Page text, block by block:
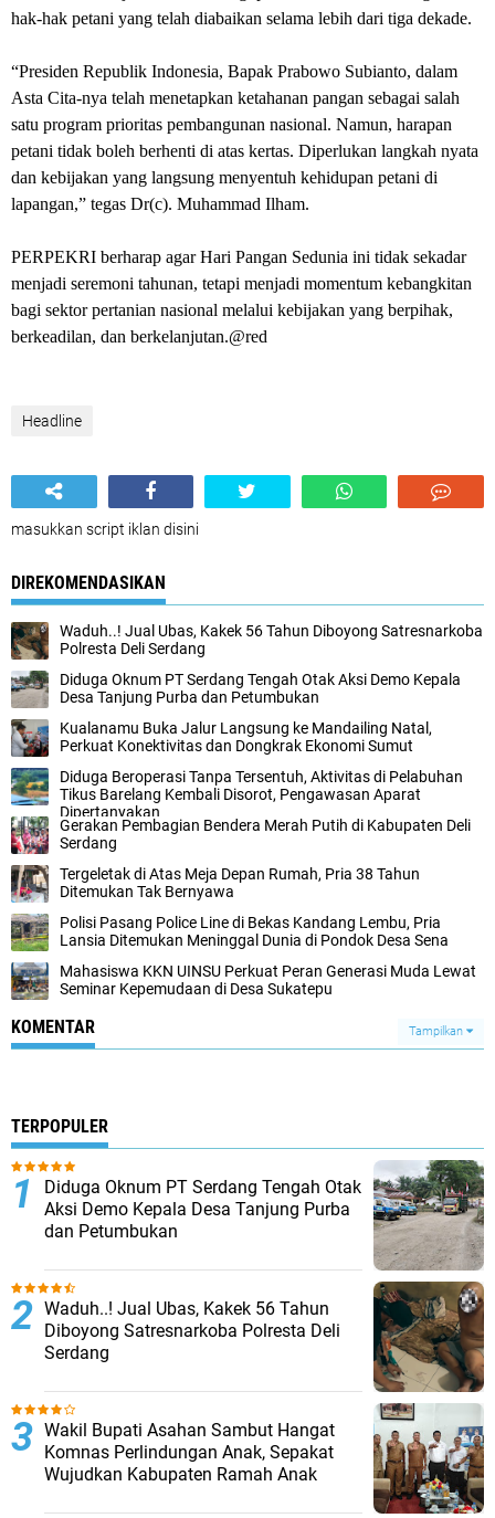
hak-hak petani yang telah diabaikan selama lebih dari tiga dekade.
“Presiden Republik Indonesia, Bapak Prabowo Subianto, dalam
Asta Cita-nya telah menetapkan ketahanan pangan sebagai salah
satu program prioritas pembangunan nasional. Namun, harapan
petani tidak boleh berhenti di atas kertas. Diperlukan langkah nyata
dan kebijakan yang langsung menyentuh kehidupan petani di
lapangan,” tegas Dr(c). Muhammad Ilham.
PERPEKRI berharap agar Hari Pangan Sedunia ini tidak sekadar
menjadi seremoni tahunan, tetapi menjadi momentum kebangkitan
bagi sektor pertanian nasional melalui kebijakan yang berpihak,
berkeadilan, dan berkelanjutan.@red
Headline
masukkan script iklan disini
DIREKOMENDASIKAN
Waduh..! Jual Ubas, Kakek 56 Tahun Diboyong Satresnarkoba
Polresta Deli Serdang
Diduga Oknum PT Serdang Tengah Otak Aksi Demo Kepala
Desa Tanjung Purba dan Petumbukan
Kualanamu Buka Jalur Langsung ke Mandailing Natal,
Perkuat Konektivitas dan Dongkrak Ekonomi Sumut
Diduga Beroperasi Tanpa Tersentuh, Aktivitas di Pelabuhan
Tikus Barelang Kembali Disorot, Pengawasan Aparat
Dipertanyakan
Gerakan Pembagian Bendera Merah Putih di Kabupaten Deli
Serdang
Tergeletak di Atas Meja Depan Rumah, Pria 38 Tahun
Ditemukan Tak Bernyawa
Polisi Pasang Police Line di Bekas Kandang Lembu, Pria
Lansia Ditemukan Meninggal Dunia di Pondok Desa Sena
Mahasiswa KKN UINSU Perkuat Peran Generasi Muda Lewat
Seminar Kepemudaan di Desa Sukatepu
KOMENTAR Tampilkan
TERPOPULER
Diduga Oknum PT Serdang Tengah Otak
Aksi Demo Kepala Desa Tanjung Purba
dan Petumbukan
Waduh..! Jual Ubas, Kakek 56 Tahun
Diboyong Satresnarkoba Polresta Deli
Serdang
Wakil Bupati Asahan Sambut Hangat
Komnas Perlindungan Anak, Sepakat
Wujudkan Kabupaten Ramah Anak